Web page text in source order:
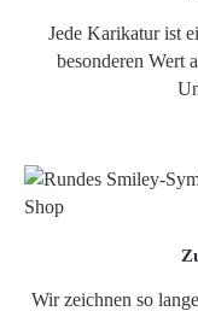
Jede Karikatur ist
besonderen Wert
Wir zeichnen so